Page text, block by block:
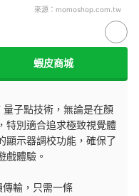
來源： momoshop.com.tw
蝦皮商城
子點技術，無論是在顏
特別適合追求極致視覺體
顯示器調校功能，確保了
戲體驗。
輸，只需一條